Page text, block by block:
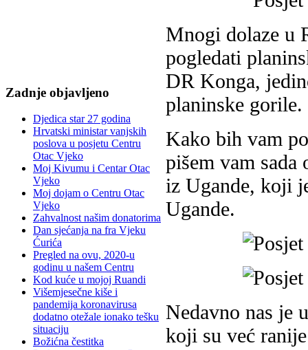
Zadnje objavljeno
Djedica star 27 godina
Hrvatski ministar vanjskih
poslova u posjetu Centru
Otac Vjeko
Moj Kivumu i Centar Otac
Vjeko
Moj dojam o Centru Otac
Vjeko
Zahvalnost našim donatorima
Dan sjećanja na fra Vjeku
Ćurića
Pregled na ovu, 2020-u
godinu u našem Centru
Kod kuće u mojoj Ruandi
Višemjesečne kiše i
pandemija koronavirusa
dodatno otežale ionako tešku
situaciju
Božićna čestitka
Mnogi dolaze u
pogledati
DR Konga,
planinske gorile.
Kako bih vam
pišem vam sada
iz Ugande, koji
Ugande.
Nedavno nas je
koji su već